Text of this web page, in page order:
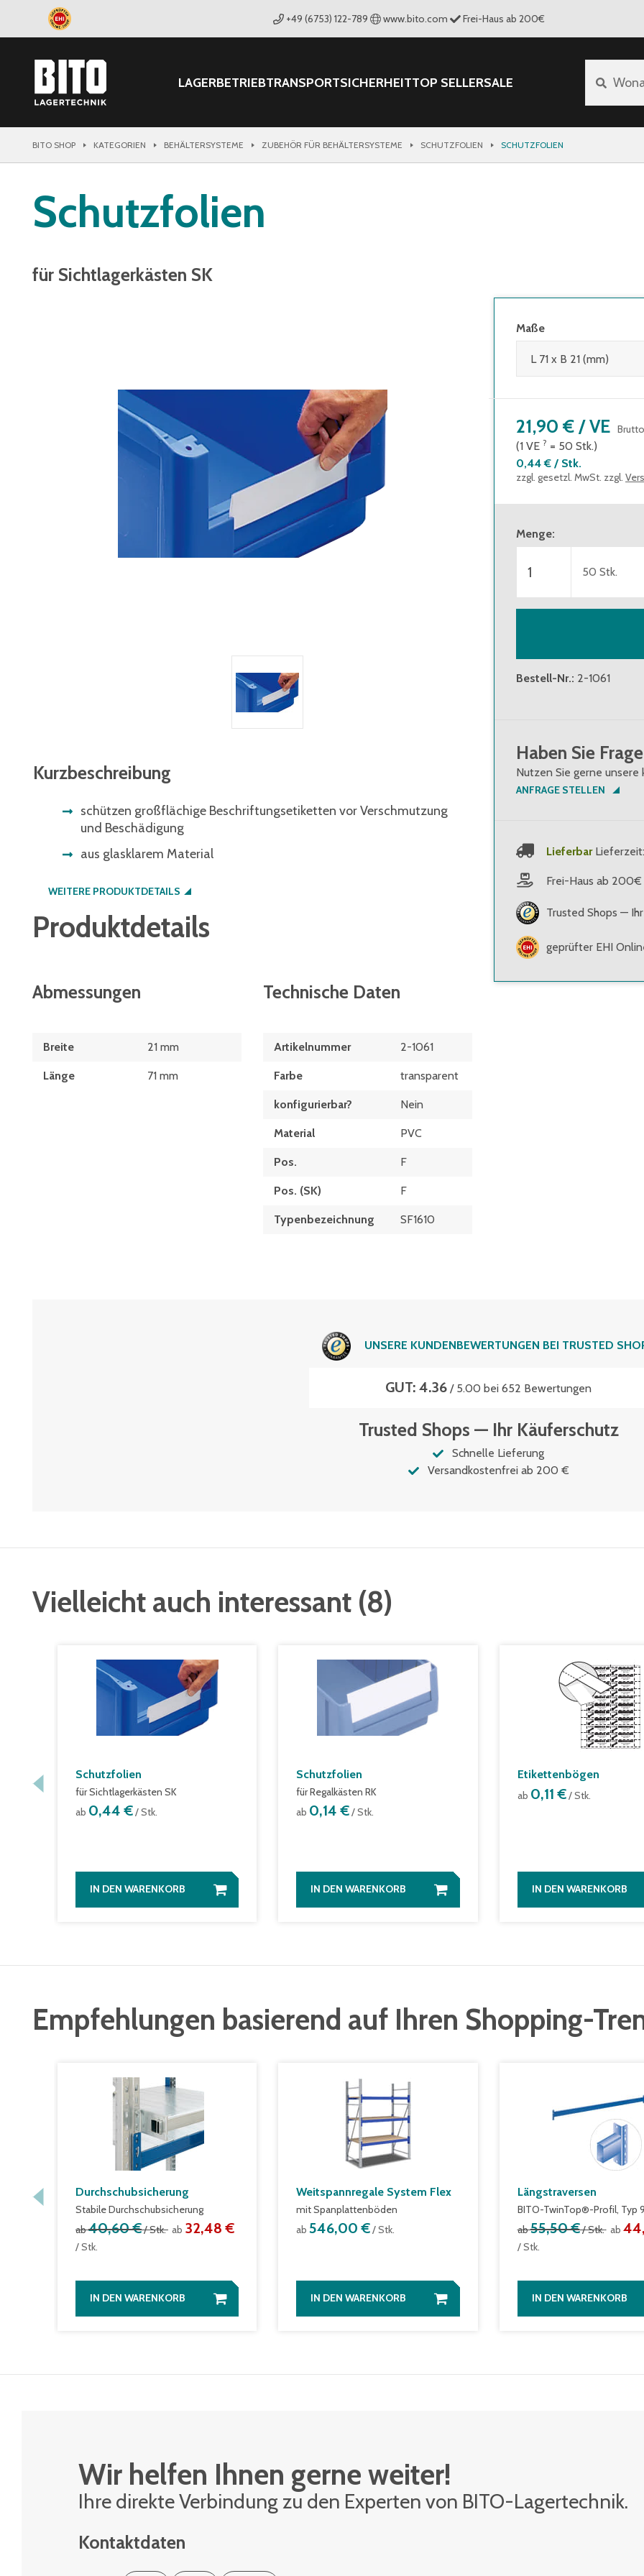
+49 (6753) 122-789 www.bito.com Frei-Haus ab 200€
LAGERBETRIEBTRANSPORTSICHERHEITTOP SELLERSALE
BITO SHOP KATEGORIEN BEHÄLTERSYSTEME ZUBEHÖR FÜR BEHÄLTERSYSTEME SCHUTZFOLIEN SCHUTZFOLIEN
Schutzfolien
für Sichtlagerkästen SK
Kurzbeschreibung
schützen großflächige Beschriftungsetiketten vor Verschmutzung
und Beschädigung
aus glasklarem Material
WEITERE PRODUKTDETAILS
Produktdetails
Abmessungen
Breite 21 mm
Länge 71 mm
Technische Daten
Artikelnummer 2-1061
Farbe transparent
konfigurierbar? Nein
Material PVC
Pos. F
Pos. (SK) F
Typenbezeichnung SF1610
Maße
21,90 € /VE Brutto
(1 VE ? = 50 Stk.)
0,44 € / Stk.
zzgl. gesetzl. MwSt. zzgl.
Menge:
50 Stk.
Bestell-Nr.: 2-1061
Haben Sie
Nutzen Sie gerne unsere
ANFRAGE STELLEN
Lieferbar
Frei-Haus ab 200€
Trusted Shops —
geprüfter EHI
UNSERE KUNDENBEWERTUNGEN BEI TRUSTED
GUT: 4.36 / 5.00 bei 652 Bewertungen
Trusted Shops — Ihr Käuferschutz
Schnelle Lieferung
Versandkostenfrei ab 200 €
Vielleicht auch interessant (8)
Schutzfolien
für Sichtlagerkästen SK
ab 0,44 €/ Stk.
IN DEN WARENKORB
Schutzfolien
für Regalkästen RK
ab 0,14 €/ Stk.
IN DEN WARENKORB
Etikettenbögen
ab 0,11 €/ Stk.
IN DEN WARENKORB
Empfehlungen basierend auf Ihren Shopping-
Durchschubsicherung
Stabile Durchschubsicherung
ab40,60 €/ Stk. ab 32,48 €
/ Stk.
IN DEN WARENKORB
Weitspannregale System Flex
mit Spanplattenböden
ab546,00 €/ Stk.
IN DEN WARENKORB
Längstraversen
BITO-TwinTop®-Profil, Typ
ab55,50 €/ Stk. ab
/ Stk.
IN DEN WARENKORB
Wir helfen Ihnen gerne weiter!
Ihre di­rek­te Ver­bin­dung zu den Ex­per­ten von BITO-La­ger­tech­nik.
Kontaktdaten